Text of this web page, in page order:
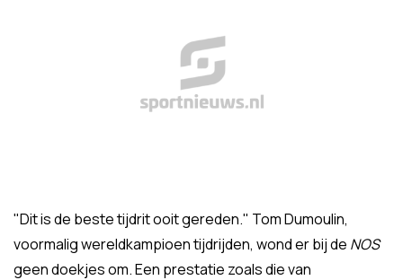
"Dit is de beste tijdrit ooit gereden." Tom Dumoulin,
voormalig wereldkampioen tijdrijden, wond er bij de NOS
geen doekjes om. Een prestatie zoals die van